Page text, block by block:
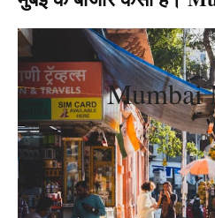
Mumbai